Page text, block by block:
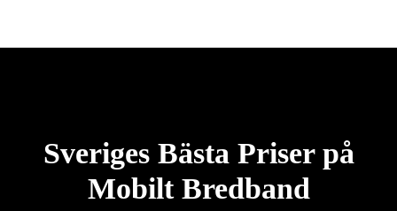
Sveriges Bästa Priser på
Mobilt Bredband